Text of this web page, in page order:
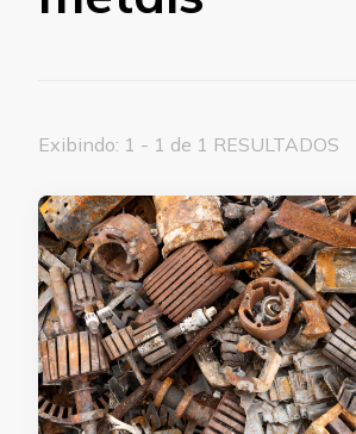
Exibindo: 1 - 1 de 1 RESULTADOS